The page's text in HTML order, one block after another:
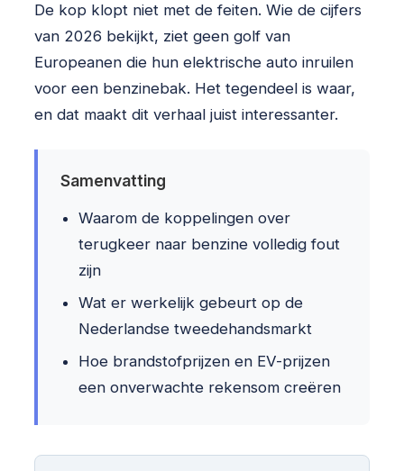
De kop klopt niet met de feiten. Wie de cijfers
van 2026 bekijkt, ziet geen golf van
Europeanen die hun elektrische auto inruilen
voor een benzinebak. Het tegendeel is waar,
en dat maakt dit verhaal juist interessanter.
Samenvatting
Waarom de koppelingen over
terugkeer naar benzine volledig fout
zijn
Wat er werkelijk gebeurt op de
Nederlandse tweedehandsmarkt
Hoe brandstofprijzen en EV-prijzen
een onverwachte rekensom creëren